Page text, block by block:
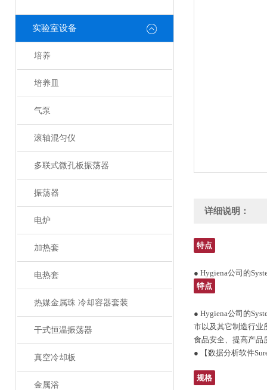
实验室设备
培养
培养皿
气泵
滚轴混匀仪
多联式微孔板振荡器
振荡器
电炉
加热套
电热套
热媒金属珠 冷却容器套装
干式恒温振荡器
真空冷却板
金属浴
详细说明：
特点
● Hygiena公司的
特点
● Hygiena公司的
市以及其它制造行业
食品安全、提高产品
● 【数据分析软件
规格